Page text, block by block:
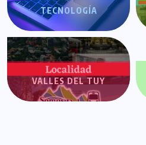
TECNOLOGÍA
VALLES DEL TUY